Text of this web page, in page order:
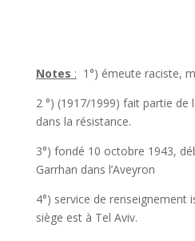
Notes : 1°) émeute raciste,
2 °) (1917/1999) fait partie de
dans la résistance.
3°) fondé 10 octobre 1943,
Garrhan dans l’Aveyron
4°) service de renseignement
siège est à Tel Aviv.